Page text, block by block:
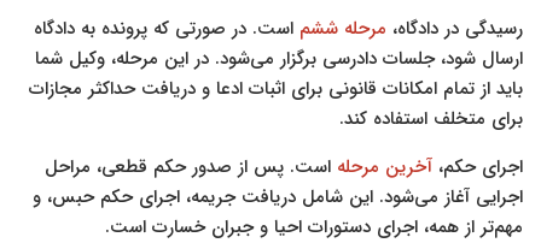
رسیدگی در دادگاه، مرحله ششم است. در صورتی که پرونده به دادگاه
ارسال شود، جلسات دادرسی برگزار می‌شود. در این مرحله، وکیل شما
باید از تمام امکانات قانونی برای اثبات ادعا و دریافت حداکثر مجازات
برای متخلف استفاده کند.
اجرای حکم، آخرین مرحله است. پس از صدور حکم قطعی، مراحل
اجرایی آغاز می‌شود. این شامل دریافت جریمه، اجرای حکم حبس، و
مهم‌تر از همه، اجرای دستورات احیا و جبران خسارت است.